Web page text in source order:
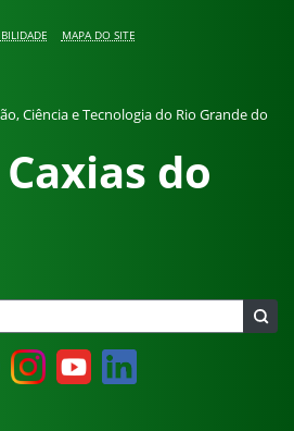
MAPA DO SITE
Ciência e Tecnologia do Rio Grande do
do
InstagramYouTube LinkedIn